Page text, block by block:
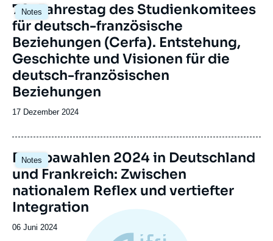
ou
émission
Notes
Image
principale
70. Jahrestag des Studienkomitees
für deutsch-französische
Beziehungen (Cerfa). Entstehung,
Geschichte und Visionen für die
deutsch-französischen
Beziehungen
Date
publication
17 Dezember 2024
Notes
Image
principale
Europawahlen 2024 in Deutschland
und Frankreich: Zwischen
nationalem Reflex und vertiefter
Integration
Date
06 Juni 2024